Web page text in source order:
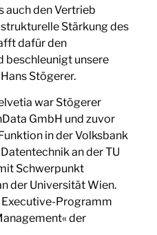
auch den Vertrieb
Stärkung des
dafür den
beschleunigt unsere
Stögerer.
war Stögerer
GmbH und zuvor
in der Volksbank
an der TU
Schwerpunkt
der Universität Wien.
Programm
der